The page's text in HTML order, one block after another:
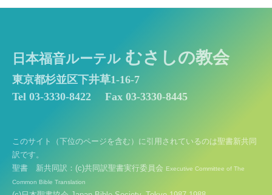
日本福音ルーテル むさしの教会
東京都杉並区下井草1-16-7
Tel 03-3330-8422
Fax 03-3330-8445
このサイト（下位のページを含む）に引用されているのは聖書新共同
訳です。
聖書 新共同訳：(c)共同訳聖書実行委員会 Executive Committee of The
Common Bible Translation